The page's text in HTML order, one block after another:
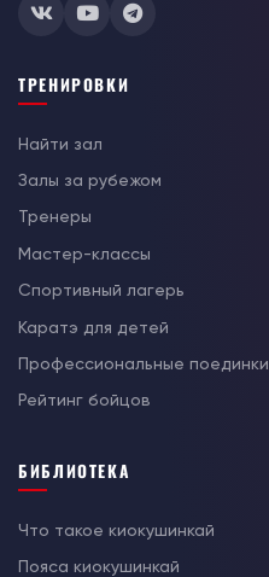
ТРЕНИРОВКИ
Найти зал
Залы за рубежом
Тренеры
Мастер-классы
Спортивный лагерь
Каратэ для детей
Профессиональные поединки
Рейтинг бойцов
БИБЛИОТЕКА
Что такое киокушинкай
Пояса киокушинкай